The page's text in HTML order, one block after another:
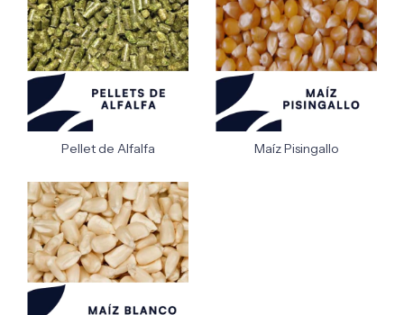
Pellet de Alfalfa Maíz Pisingallo